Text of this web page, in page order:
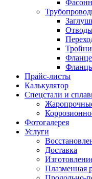
Прайс-листы
Калькулятор
Спецстали и
Фотогалерея
Услуги
Доставка
Плазменная